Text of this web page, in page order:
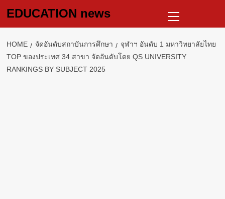
EDUCATION news
Menu
HOME จัดอันดับสถาบันการศึกษา
จุฬาฯ อันดับ 1 มหาวิทยาลัยไทย
TOP ของประเทศ 34 สาขา จัดอันดับโดย QS UNIVERSITY
RANKINGS BY SUBJECT 2025